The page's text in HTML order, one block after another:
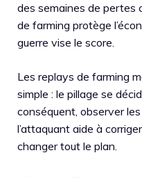
des semaines de pertes
de farming protège
guerre vise le score.
Les replays de farming
simple : le pillage se
conséquent, observer
l’attaquant aide à
changer tout le plan.